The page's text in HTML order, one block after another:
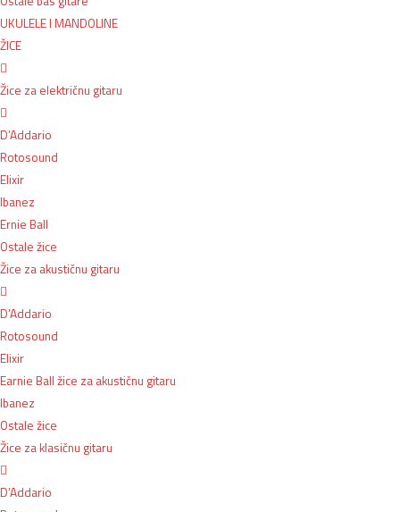
UKULELE I MANDOLINE
ŽICE
Žice za električnu gitaru​
D’Addario
Rotosound
Elixir
Ibanez
Ernie Ball
Ostale žice
Žice za akustičnu gitaru
D’Addario
Rotosound
Elixir
Earnie Ball žice za akustičnu gitaru
Ibanez
Ostale žice
Žice za klasičnu gitaru
D’Addario